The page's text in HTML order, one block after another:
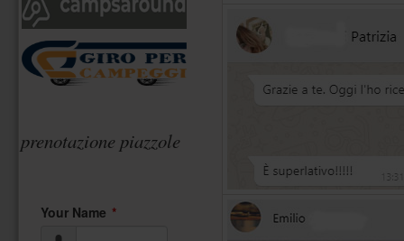
prenotazione piazzole